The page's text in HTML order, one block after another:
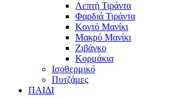
Λεπτή Τιράντα
Φαρδιά Τιράντα
Κοντό Μανίκι
Μακρύ Μανίκι
Ζιβάγκο
Κορμάκια
Ισοθερμικό
Πυτζάμες
ΠΑΙΔΙ